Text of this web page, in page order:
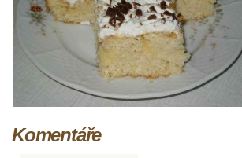
Komentáře